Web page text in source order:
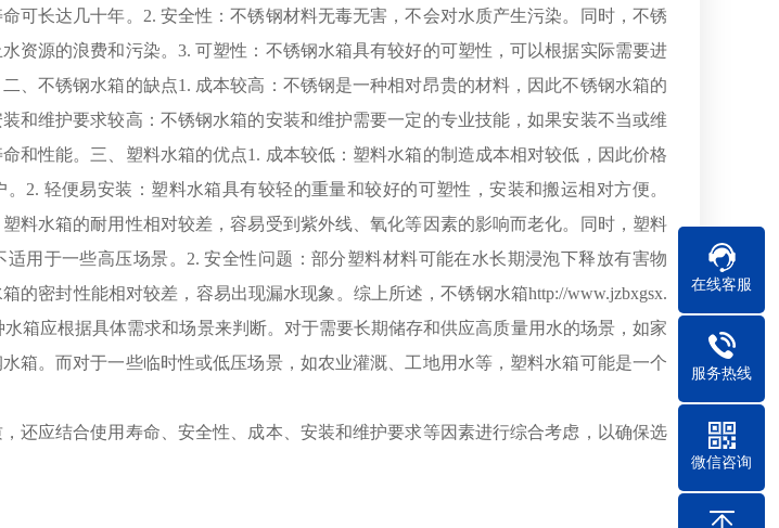
可长达几十年。2. 安全性：不锈钢材料无毒无害，不会对水质产生污染。同时，不锈
资源的浪费和污染。3. 可塑性：不锈钢水箱具有较好的可塑性，可以根据实际需要进
、不锈钢水箱的缺点1. 成本较高：不锈钢是一种相对昂贵的材料，因此不锈钢水箱的
和维护要求较高：不锈钢水箱的安装和维护需要一定的专业技能，如果安装不当或维
和性能。三、塑料水箱的优点1. 成本较低：塑料水箱的制造成本相对较低，因此价格
2. 轻便易安装：塑料水箱具有较轻的重量和较好的可塑性，安装和搬运相对方便。
料水箱的耐用性相对较差，容易受到紫外线、氧化等因素的影响而老化。同时，塑料
用于一些高压场景。2. 安全性问题：部分塑料材料可能在水长期浸泡下释放有害物
的密封性能相对较差，容易出现漏水现象。综上所述，不锈钢水箱http://www.jzbxgsx.
箱应根据具体需求和场景来判断。对于需要长期储存和供应高质量用水的场景，如家
箱。而对于一些临时性或低压场景，如农业灌溉、工地用水等，塑料水箱可能是一个
还应结合使用寿命、安全性、成本、安装和维护要求等因素进行综合考虑，以确保选
在线客服
服务热线
微信咨询